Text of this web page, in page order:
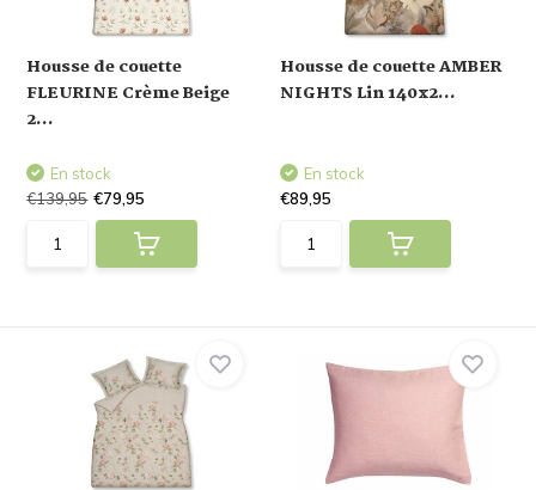
Housse de couette
FLEURINE Crème Beige
2...
En stock
€139,95 €79,95
Housse de couette AMBER
NIGHTS Lin 140x2...
En stock
€89,95